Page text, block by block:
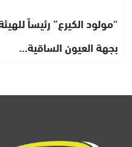
“مولود الكيرع” رئيساً
بجهة العيون الساقية…